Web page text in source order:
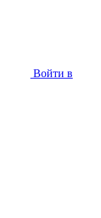
Войти в